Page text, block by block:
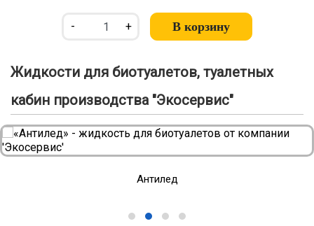
- + В корзину
Жидкости для биотуалетов, туалетных
кабин производства "Экосервис"
Антилед